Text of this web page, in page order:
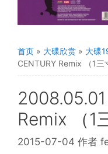
首页 » 大碟欣赏 » 大碟
CENTURY Remix （1三
Remix （1
2015-07-04 作者